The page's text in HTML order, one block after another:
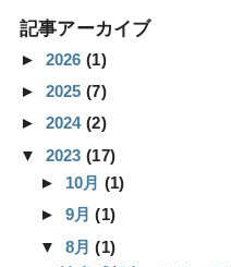
記事アーカイブ
► 2026(1)
► 2025(7)
► 2024(2)
▼ 2023(17)
► 10月 (1)
► 9月(1)
▼ 8月(1)